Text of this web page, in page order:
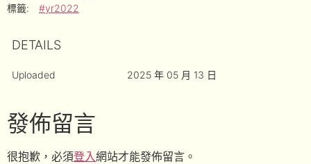
標籤:
#yr2022
DETAILS
Uploaded 2025 年 05 月 13 日
發佈留言
很抱歉，必須登入網站才能發佈留言。